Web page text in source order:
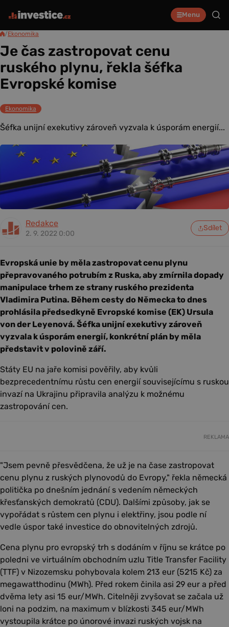
Menu
/Ekonomika
Je čas zastropovat cenu
ruského plynu, řekla šéfka
Evropské komise
Ekonomika
Šéfka unijní exekutivy zároveň vyzvala k úsporám energií...
Redakce
2. 9. 2022 0:00
Sdílet
Evropská unie by měla zastropovat cenu plynu
přepravovaného potrubím z Ruska, aby zmírnila dopady
manipulace trhem ze strany ruského prezidenta
Vladimira Putina. Během cesty do Německa to dnes
prohlásila předsedkyně Evropské komise (EK) Ursula
von der Leyenová. Šéfka unijní exekutivy zároveň
vyzvala k úsporám energií, konkrétní plán by měla
představit v polovině září.
Státy EU na jaře komisi pověřily, aby kvůli
bezprecedentnímu růstu cen energií souvisejícímu s ruskou
invazí na Ukrajinu připravila analýzu k možnému
zastropování cen.
REKLAMA
"Jsem pevně přesvědčena, že už je na čase zastropovat
cenu plynu z ruských plynovodů do Evropy," řekla německá
politička po dnešním jednání s vedením německých
křesťanských demokratů (CDU). Dalšími způsoby, jak se
vypořádat s růstem cen plynu i elektřiny, jsou podle ní
vedle úspor také investice do obnovitelných zdrojů.
Cena plynu pro evropský trh s dodáním v říjnu se krátce po
poledni ve virtuálním obchodním uzlu Title Transfer Facility
(TTF) v Nizozemsku pohybovala kolem 213 eur (5215 Kč) za
megawatthodinu (MWh). Před rokem činila asi 29 eur a před
dvěma lety asi 15 eur/MWh. Citelněji zvyšovat se začala už
loni na podzim, na maximum v blízkosti 345 eur/MWh
vystoupila krátce po únorové invazi ruských vojsk na